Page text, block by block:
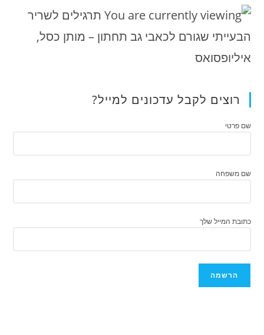
רוצים לקבל עדכונים למייל?
שם פרטי
שם משפחה
כתובת המייל שלך